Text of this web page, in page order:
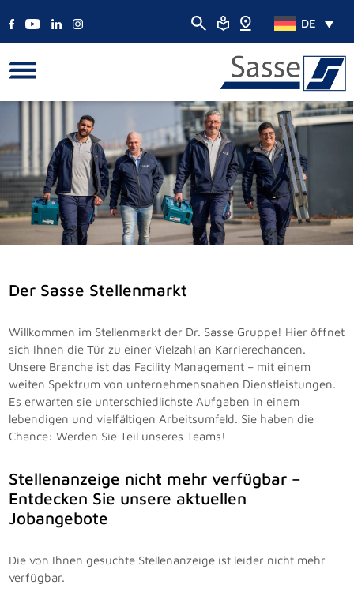
DE
Der Sasse Stellenmarkt
Willkommen im Stellenmarkt der Dr. Sasse Gruppe! Hier öffnet
sich Ihnen die Tür zu einer Vielzahl an Karrierechancen.
Unsere Branche ist das Facility Management – mit einem
weiten Spektrum von unternehmensnahen Dienstleistungen.
Es erwarten sie unterschiedlichste Aufgaben in einem
lebendigen und vielfältigen Arbeitsumfeld. Sie haben die
Chance: Werden Sie Teil unseres Teams!
Stellenanzeige nicht mehr verfügbar –
Entdecken Sie unsere aktuellen
Jobangebote
Die von Ihnen gesuchte Stellenanzeige ist leider nicht mehr
verfügbar.